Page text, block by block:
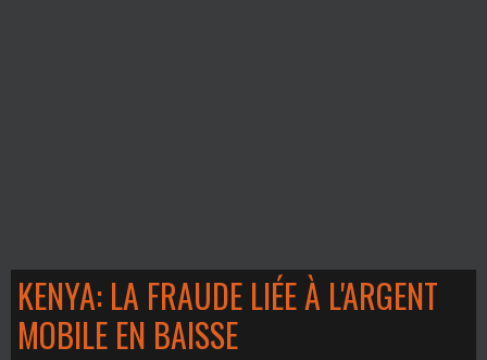
KENYA: LA FRAUDE LIÉE À L'ARGENT
MOBILE EN BAISSE